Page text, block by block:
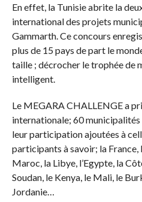
En effet, la Tunisie abrite la
international des projets
Gammarth. Ce concours
plus de 15 pays de part le
taille ; décrocher le trophée de
intelligent.
Le MEGARA CHALLENGE a
internationale; 60
leur participation ajoutées à
participants à savoir; la France,
Maroc, la Libye, l’Egypte, la
Soudan, le Kenya, le Mali, le
Jordanie…